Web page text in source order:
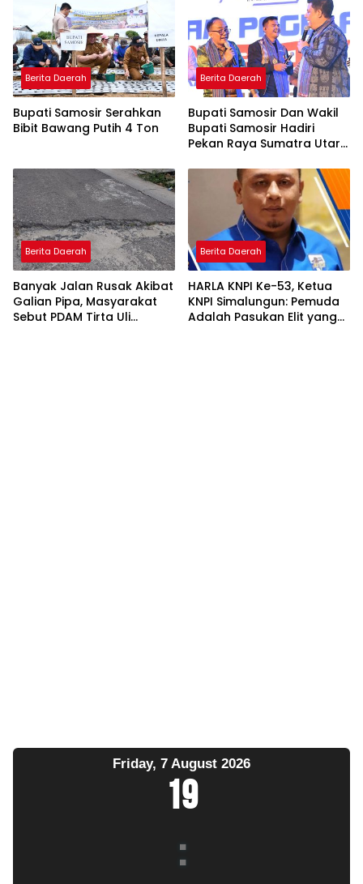
Berita Daerah
Bupati Samosir Serahkan
Bibit Bawang Putih 4 Ton
Berita Daerah
Bupati Samosir Dan Wakil
Bupati Samosir Hadiri
Pekan Raya Sumatra Utara
Berita Daerah
Banyak Jalan Rusak Akibat
Galian Pipa, Masyarakat
Sebut PDAM Tirta Uli
Berita Daerah
HARLA KNPI Ke-53, Ketua
KNPI Simalungun: Pemuda
Adalah Pasukan Elit yang
Friday, 7 August 2026
19
: